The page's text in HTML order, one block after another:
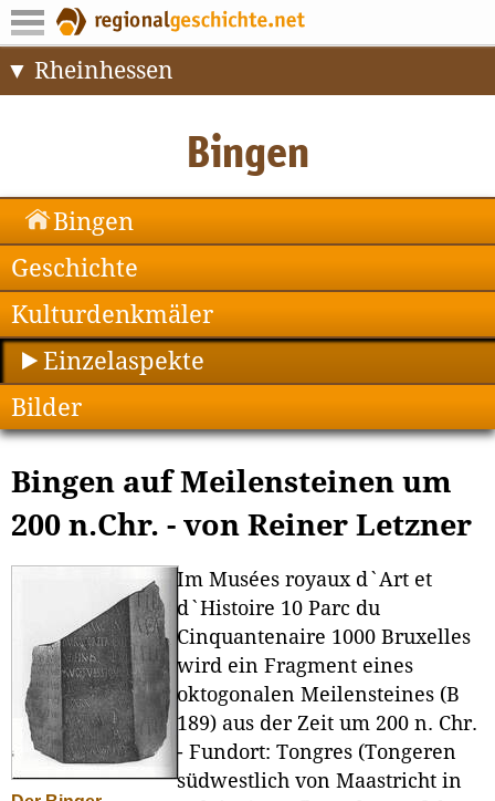
Rheinhessen
Bingen
Geschichte
Kulturdenkmäler
Einzelaspekte
Bilder
Bingen auf Meilensteinen um
200 n.Chr. - von Reiner Letzner
Im Musées royaux d`Art et
d`Histoire 10 Parc du
Cinquantenaire 1000 Bruxelles
wird ein Fragment eines
oktogonalen Meilensteines (B
189) aus der Zeit um 200 n. Chr.
- Fundort: Tongres (Tongeren
südwestlich von Maastricht in